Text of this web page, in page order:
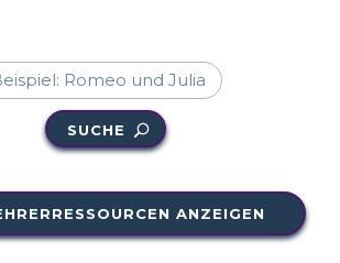
SUCHE
ANZEIGEN